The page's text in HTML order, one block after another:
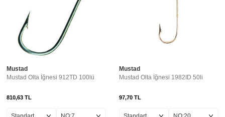
Mustad
Mustad Olta İğnesi 912TD 100lü
810,63 TL
Mustad
Mustad Olta İğnesi 1982ID 50li
97,70 TL